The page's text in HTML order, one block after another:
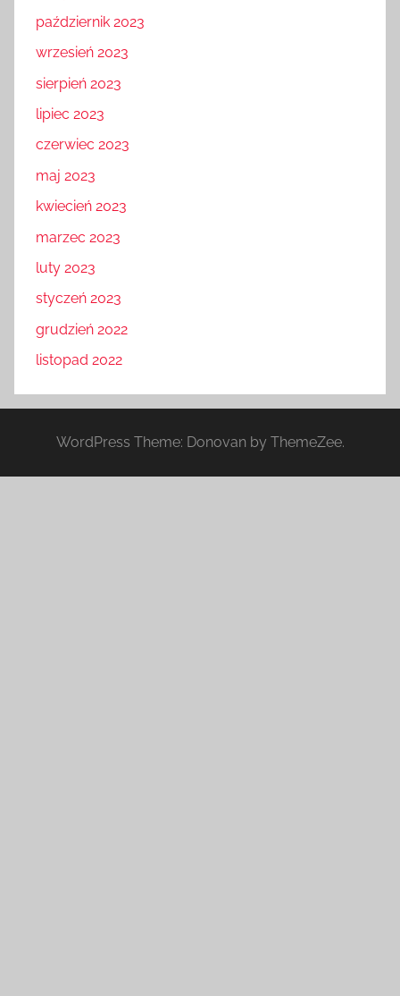
październik 2023
wrzesień 2023
sierpień 2023
lipiec 2023
czerwiec 2023
maj 2023
kwiecień 2023
marzec 2023
luty 2023
styczeń 2023
grudzień 2022
listopad 2022
WordPress Theme: Donovan by ThemeZee.